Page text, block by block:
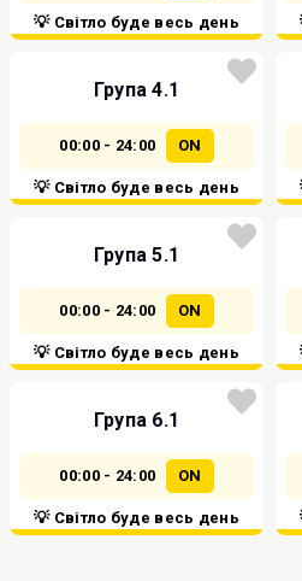
💡 Світло буде весь день
Група 4.1
00:00 - 24:00 ON
💡 Світло буде весь день
Група 5.1
00:00 - 24:00 ON
💡 Світло буде весь день
Група 6.1
00:00 - 24:00 ON
💡 Світло буде весь день